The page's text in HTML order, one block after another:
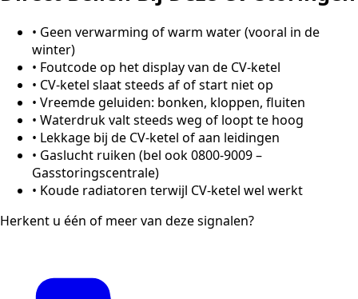
• Geen verwarming of warm water (vooral in de
winter)
• Foutcode op het display van de CV-ketel
• CV-ketel slaat steeds af of start niet op
• Vreemde geluiden: bonken, kloppen, fluiten
• Waterdruk valt steeds weg of loopt te hoog
• Lekkage bij de CV-ketel of aan leidingen
• Gaslucht ruiken (bel ook 0800-9009 –
Gasstoringscentrale)
• Koude radiatoren terwijl CV-ketel wel werkt
Herkent u één of meer van deze signalen?